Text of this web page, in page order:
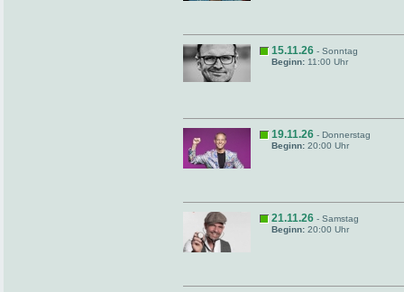
15.11.26 - Sonntag
Beginn: 11:00 Uhr
19.11.26 - Donnerstag
Beginn: 20:00 Uhr
21.11.26 - Samstag
Beginn: 20:00 Uhr